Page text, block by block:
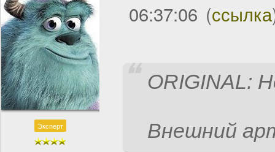
Эксперт
06:37:06 (ссылка
ORIGINAL:
Внешний